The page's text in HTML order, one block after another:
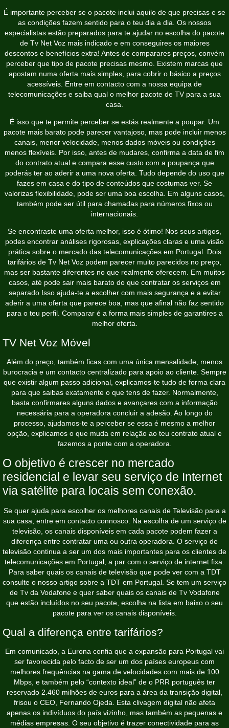
É importante perceber se o pacote inclui aquilo de que precisas e se
as condições fazem sentido para o teu dia a dia. Os nossos
especialistas estão preparados para te ajudar no escolha do pacote
de Tv Net Voz mais indicado e em conseguires os maiores
descontos e benefícios extra! Antes de comparares preços, convém
perceber que tipo de pacote precisas mesmo. Existem marcas que
apostam numa oferta mais simples, para cobrir o básico a preços
acessíveis. Entre em contacto com a nossa equipa de
telecomunicações e saiba qual o melhor pacote de TV para a sua
casa.
É isso que te permite perceber se estás realmente a poupar. Um
pacote mais barato pode parecer vantajoso, mas pode incluir menos
canais, menor velocidade, menos dados móveis ou condições
menos flexíveis. Por isso, antes de mudares, confirma a data de fim
do contrato atual e compara esse custo com a poupança que
poderás ter ao aderir a uma nova oferta. Tudo depende do uso que
fazes em casa e do tipo de conteúdos que costumas ver. Se
valorizas flexibilidade, pode ser uma boa escolha. Em alguns casos,
também pode ser útil para chamadas para números fixos ou
internacionais.
Se encontraste uma oferta melhor, isso é ótimo! Nos seus artigos,
podes encontrar análises rigorosas, explicações claras e uma visão
prática sobre o mercado das telecomunicações em Portugal. Dois
tarifários de Tv Net Voz podem parecer muito parecidos no preço,
mas ser bastante diferentes no que realmente oferecem. Em muitos
casos, até pode sair mais barato do que contratar os serviços em
separado Isso ajuda-te a escolher com mais segurança e a evitar
aderir a uma oferta que parece boa, mas que afinal não faz sentido
para o teu perfil. Comparar é a forma mais simples de garantires a
melhor oferta.
TV Net Voz Móvel
Além do preço, também ficas com uma única mensalidade, menos
burocracia e um contacto centralizado para apoio ao cliente. Sempre
que existir algum passo adicional, explicamos-te tudo de forma clara
para que saibas exatamente o que tens de fazer. Normalmente,
basta confirmares alguns dados e avançares com a informação
necessária para a operadora concluir a adesão. Ao longo do
processo, ajudamos-te a perceber se essa é mesmo a melhor
opção, explicamos o que muda em relação ao teu contrato atual e
fazemos a ponte com a operadora.
O objetivo é crescer no mercado
residencial e levar seu serviço de Internet
via satélite para locais sem conexão.
Se quer ajuda para escolher os melhores canais de Televisão para a
sua casa, entre em contacto connosco. Na escolha de um serviço de
televisão, os canais disponíveis em cada pacote podem fazer a
diferença entre contratar uma ou outra operadora. O serviço de
televisão continua a ser um dos mais importantes para os clientes de
telecomunicações em Portugal, a par com o serviço de internet fixa.
Para saber quais os canais de televisão que pode ver com a TDT
consulte o nosso artigo sobre a TDT em Portugal. Se tem um serviço
de Tv da Vodafone e quer saber quais os canais de Tv Vodafone
que estão incluídos no seu pacote, escolha na lista em baixo o seu
pacote para ver os canais disponíveis.
Qual a diferença entre tarifários?
Em comunicado, a Eurona confia que a expansão para Portugal vai
ser favorecida pelo facto de ser um dos países europeus com
melhores frequências na gama de velocidades com mais de 100
Mbps, e também pelo “contexto ideal” de o PRR português ter
reservado 2.460 milhões de euros para a área da transição digital,
frisou o CEO, Fernando Ojeda. Esta clivagem digital não afeta
apenas os indivíduos do país vizinho, mas também as pequenas e
médias empresas. O seu objetivo é trazer conectividade para as